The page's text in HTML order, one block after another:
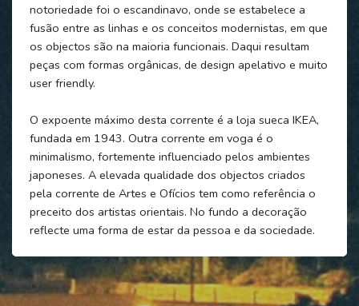
notoriedade foi o escandinavo, onde se estabelece a
fusão entre as linhas e os conceitos modernistas, em que
os objectos são na maioria funcionais. Daqui resultam
peças com formas orgânicas, de design apelativo e muito
user friendly.
O expoente máximo desta corrente é a loja sueca IKEA,
fundada em 1943. Outra corrente em voga é o
minimalismo, fortemente influenciado pelos ambientes
japoneses. A elevada qualidade dos objectos criados
pela corrente de Artes e Ofícios tem como referência o
preceito dos artistas orientais. No fundo a decoração
reflecte uma forma de estar da pessoa e da sociedade.